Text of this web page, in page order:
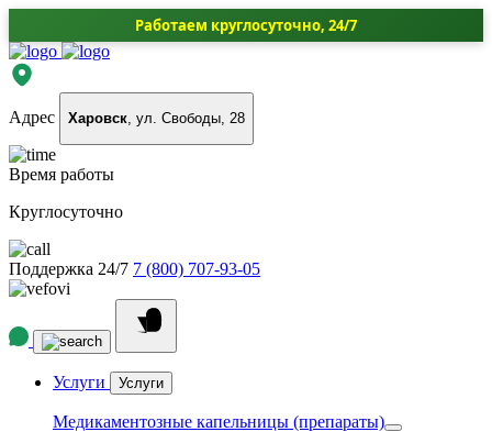
Работаем круглосуточно, 24/7
Адрес Харовск, ул. Свободы, 28
Время работы
Круглосуточно
Поддержка 24/7 7 (800) 707-93-05
Услуги Услуги
Медикаментозные капельницы (препараты)